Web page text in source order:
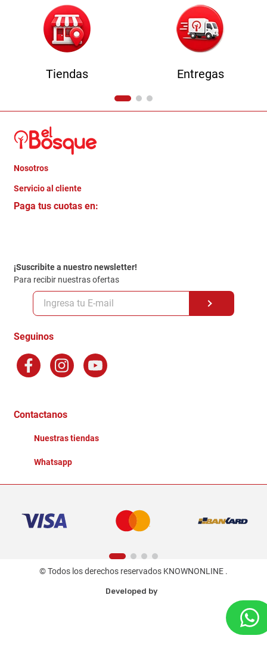
Tiendas Entregas
Nosotros
Quienes somos
Trabaja con Nosotros
Servicio al cliente
Crédito Directo
Politica de Privacidad
Políticas y condiciones GiftCard
Formas de Pago
Terminos y Condiciones
Factura Electronica
Ganadores - Promociones
Paga tus cuotas en:
¡Suscribite a nuestro newsletter!
Para recibir nuestras ofertas
Seguinos
Contactanos
Nuestras tiendas
Whatsapp
© Todos los derechos reservados KNOWNONLINE .
Developed by